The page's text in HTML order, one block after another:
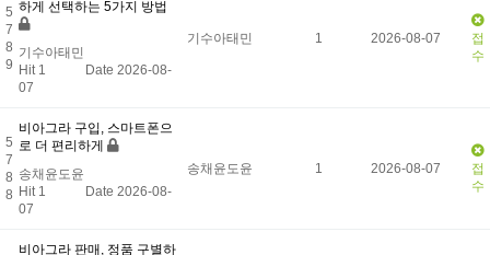
5
7
8
9
하게 선택하는 5가지 방법
기수아태민
Hit 1
Date 2026-08-
07
기수아태민 1 2026-08-07
접
수
5
7
8
8
비아그라 구입, 스마트폰으
로 더 편리하게
송채윤도윤
Hit 1
Date 2026-08-
07
송채윤도윤 1 2026-08-07
접
수
비아그라 판매, 정품 구별하